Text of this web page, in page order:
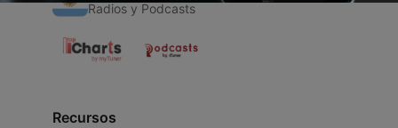
Radios y Podcasts
Recursos